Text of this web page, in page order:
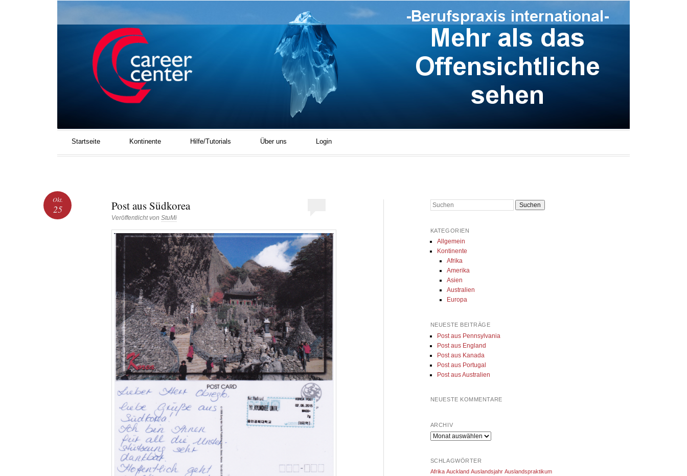
Career Center Blog
UNIVERSITÄT BREMEN
Springe zum Inhalt
Startseite Kontinente Hilfe/Tutorials Über uns Login
Post aus Südkorea
Veröffentlicht von StuMi
Okt.
25 Suchen
KATEGORIEN
Allgemein
Kontinente
Afrika
Amerika
Asien
Australien
Europa
NEUESTE BEITRÄGE
Post aus Pennsylvania
Post aus England
Post aus Kanada
Post aus Portugal
Post aus Australien
NEUESTE KOMMENTARE
ARCHIV
Archiv
SCHLAGWÖRTER
Afrika Auckland Auslandsjahr Auslandspraktikum